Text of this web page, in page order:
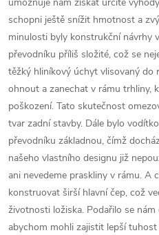
schopni ještě snížit hmotnost a
minulosti byly konstrukční návrhy
převodníku příliš složité, což se
těžký hliníkový úchyt vlisovaný do
ohnout a zanechat v rámu trhliny,
poškození. Tato skutečnost
tvar zadní stavby. Dále bylo
převodníku základnou, čímž
našeho vlastního designu již
ani nevedeme praskliny v rámu. A
konstruovat širší hlavní čep, což
životnosti ložiska. Podařilo se
abychom mohli zajistit lepší